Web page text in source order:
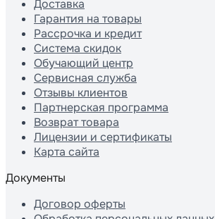
Доставка
Гарантия на товары
Рассрочка и кредит
Система скидок
Обучающий центр
Сервисная служба
Отзывы клиентов
Партнерская программа
Возврат товара
Лицензии и сертификаты
Карта сайта
Документы
Договор оферты